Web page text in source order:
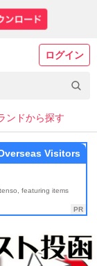
ログイン
ンドから探す
featuring items
Visitors